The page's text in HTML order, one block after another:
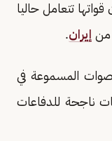
قواتها تتعامل حاليا
من إيران.
المسموعة في
ناجحة للدفاعات